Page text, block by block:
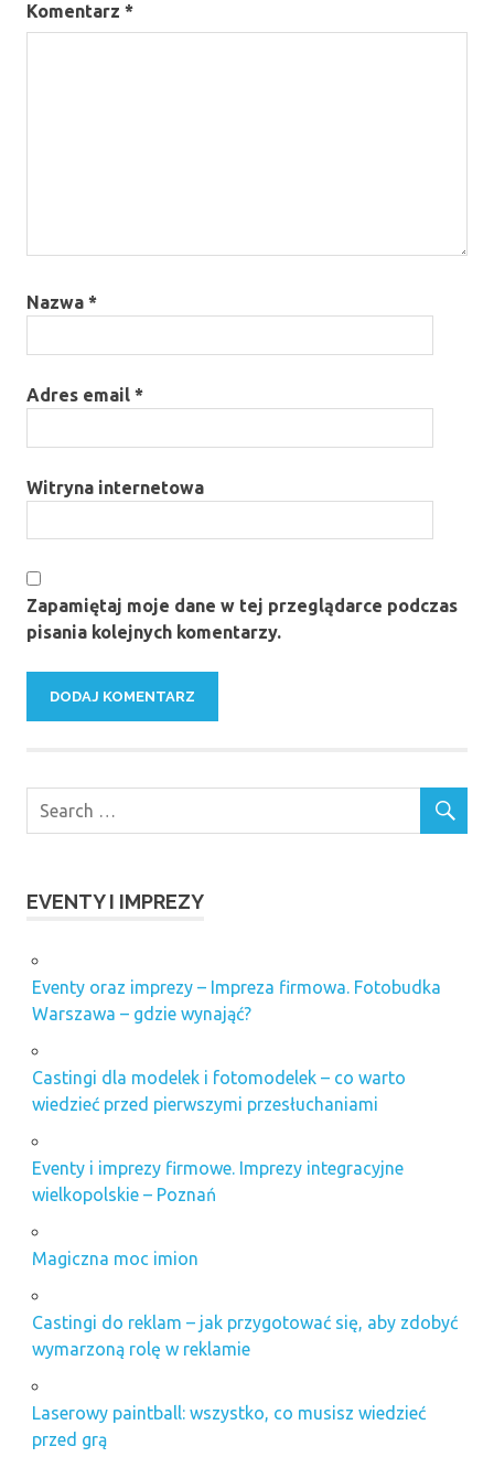
Komentarz *
Nazwa *
Adres email *
Witryna internetowa
Zapamiętaj moje dane w tej przeglądarce podczas
pisania kolejnych komentarzy.
EVENTY I IMPREZY
Eventy oraz imprezy – Impreza firmowa. Fotobudka
Warszawa – gdzie wynająć?
Castingi dla modelek i fotomodelek – co warto
wiedzieć przed pierwszymi przesłuchaniami
Eventy i imprezy firmowe. Imprezy integracyjne
wielkopolskie – Poznań
Magiczna moc imion
Castingi do reklam – jak przygotować się, aby zdobyć
wymarzoną rolę w reklamie
Laserowy paintball: wszystko, co musisz wiedzieć
przed grą